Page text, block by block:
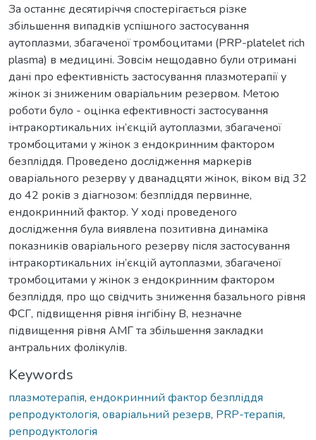
За останнє десятиріччя спостерігається різке
збільшення випадків успішного застосування
аутоплазми, збагаченої тромбоцитами (PRP-platelet rich
plasma) в медицині. Зовсім нещодавно були отримані
дані про ефективність застосування плазмотерапії у
жінок зі зниженим оваріальним резервом. Метою
роботи було - оцінка ефективності застосування
інтракортикальних ін’єкцій аутоплазми, збагаченої
тромбоцитами у жінок з ендокринним фактором
безпліддя. Проведено дослідження маркерів
оваріального резерву у дванадцяти жінок, віком від 32
до 42 років з діагнозом: безпліддя первинне,
ендокринний фактор. У ході проведеного
дослідження була виявлена позитивна динаміка
показників оваріального резерву після застосування
інтракортикальних ін’єкцій аутоплазми, збагаченої
тромбоцитами у жінок з ендокринним фактором
безпліддя, про що свідчить зниження базального рівня
ФСГ, підвищення рівня інгібіну В, незначне
підвищення рівня АМГ та збільшення закладки
антральних фолікулів.
Keywords
плазмотерапія, ендокринний фактор безпліддя
репродуктологія, оваріальний резерв, PRP-терапія,
репродуктологія